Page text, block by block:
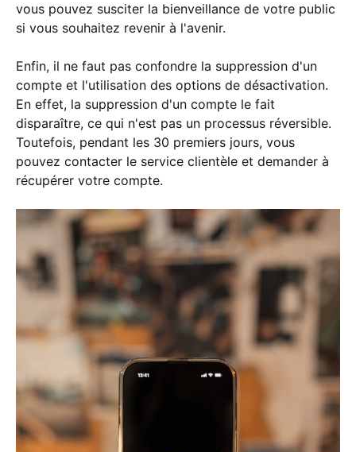
vous pouvez susciter la bienveillance de votre public
si vous souhaitez revenir à l'avenir.
Enfin, il ne faut pas confondre la suppression d'un
compte et l'utilisation des options de désactivation.
En effet, la suppression d'un compte le fait
disparaître, ce qui n'est pas un processus réversible.
Toutefois, pendant les 30 premiers jours, vous
pouvez contacter le service clientèle et demander à
récupérer votre compte.